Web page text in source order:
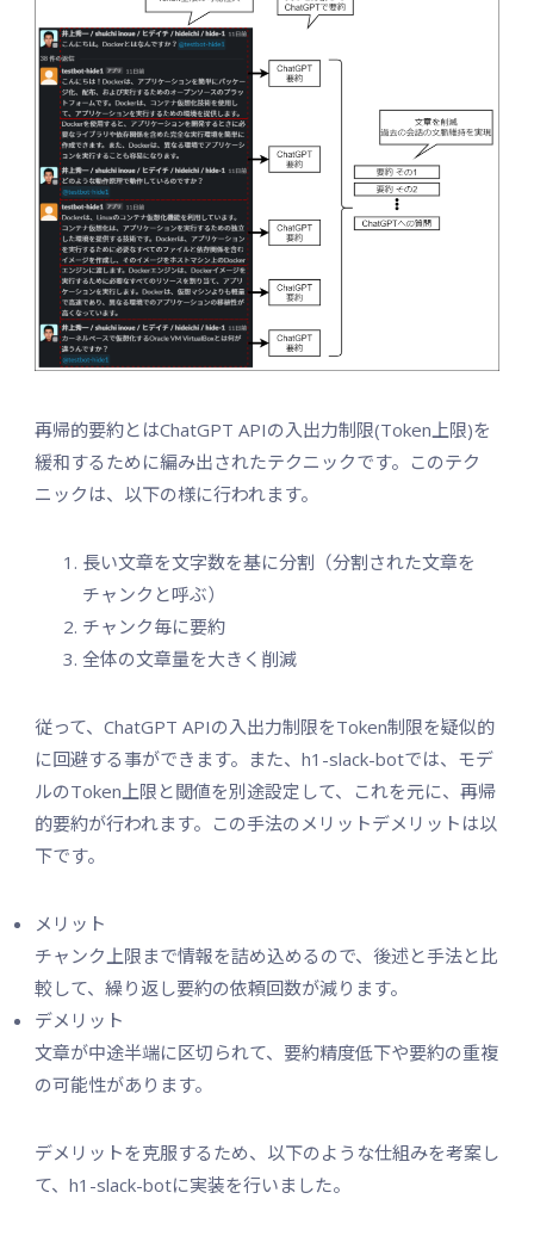
再帰的要約とはChatGPT APIの入出力制限(Token上限)を
緩和するために編み出されたテクニックです。このテク
ニックは、以下の様に行われます。
長い文章を文字数を基に分割（分割された文章を
チャンクと呼ぶ）
チャンク毎に要約
全体の文章量を大きく削減
従って、ChatGPT APIの入出力制限をToken制限を疑似的
に回避する事ができます。また、h1-slack-botでは、モデ
ルのToken上限と閾値を別途設定して、これを元に、再帰
的要約が行われます。この手法のメリットデメリットは以
下です。
メリット
チャンク上限まで情報を詰め込めるので、後述と手法と比
較して、繰り返し要約の依頼回数が減ります。
デメリット
文章が中途半端に区切られて、要約精度低下や要約の重複
の可能性があります。
デメリットを克服するため、以下のような仕組みを考案し
て、h1-slack-botに実装を行いました。